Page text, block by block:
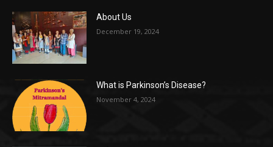
About Us
December 19, 2024
What is Parkinson’s Disease?
November 4, 2024